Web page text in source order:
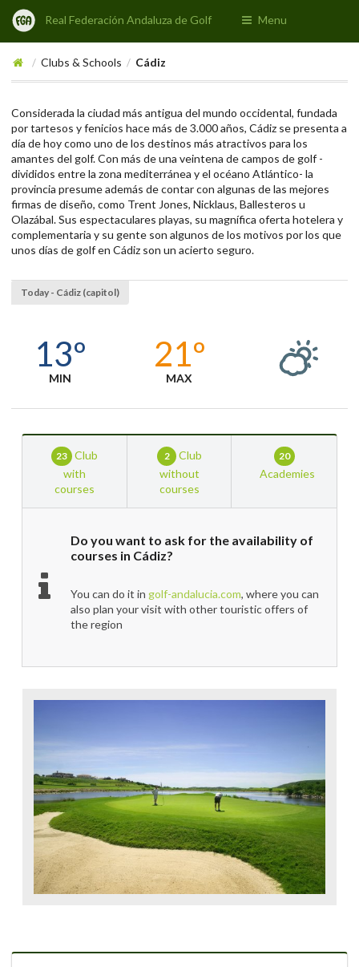
Real Federación Andaluza de Golf Menu
/ Clubs & Schools / Cádiz
Considerada la ciudad más antigua del mundo occidental, fundada
por tartesos y fenicios hace más de 3.000 años, Cádiz se presenta a
día de hoy como uno de los destinos más atractivos para los
amantes del golf. Con más de una veintena de campos de golf -
divididos entre la zona mediterránea y el océano Atlántico- la
provincia presume además de contar con algunas de las mejores
firmas de diseño, como Trent Jones, Nicklaus, Ballesteros u
Olazábal. Sus espectaculares playas, su magnífica oferta hotelera y
complementaria y su gente son algunos de los motivos por los que
unos días de golf en Cádiz son un acierto seguro.
Today - Cádiz (capitol)
13º
MIN
21º
MAX
23 Club
with
courses
2
Club
without
courses
20
Academies
Do you want to ask for the availability of
courses in Cádiz?
You can do it in golf-andalucia.com, where you can
also plan your visit with other touristic offers of
the region